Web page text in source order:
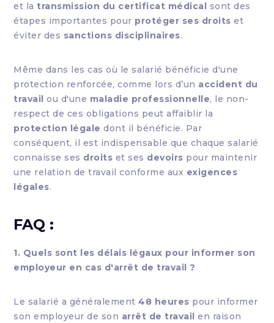
et la transmission du certificat médical sont des
étapes importantes pour protéger ses droits et
éviter des sanctions disciplinaires.
Même dans les cas où le salarié bénéficie d'une
protection renforcée, comme lors d’un accident du
travail ou d'une maladie professionnelle, le non-
respect de ces obligations peut affaiblir la
protection légale dont il bénéficie. Par
conséquent, il est indispensable que chaque salarié
connaisse ses droits et ses devoirs pour maintenir
une relation de travail conforme aux exigences
légales.
FAQ :
1. Quels sont les délais légaux pour informer son
employeur en cas d'arrêt de travail ?
Le salarié a généralement48 heures pour informer
son employeur de son arrêt de travail en raison